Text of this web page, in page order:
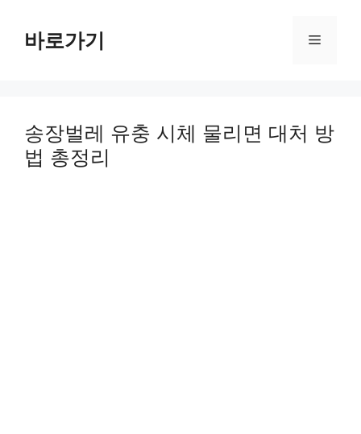
content바로가기 Menu
송장벌레 유충 시체 물리면 대처 방
법 총정리